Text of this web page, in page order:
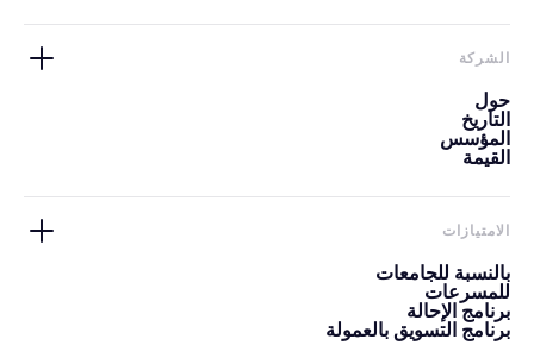
الشركة
حول
التاريخ
المؤسس
القيمة
الامتيازات
بالنسبة للجامعات
للمسرعات
برنامج الإحالة
برنامج التسويق بالعمولة